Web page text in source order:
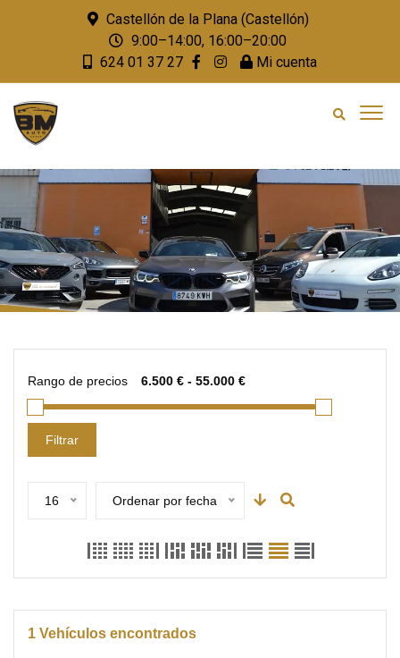
Castellón de la Plana (Castellón)
9:00–14:00, 16:00–20:00
624 01 37 27
Mi cuenta
Rango de precios
Filtrar
16 Ordenar por fecha
1 Vehículos encontrados